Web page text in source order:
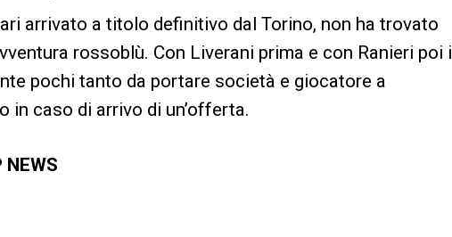
arrivato a titolo definitivo dal Torino, non ha trovato
rossoblù. Con Liverani prima e con Ranieri poi i
pochi tanto da portare società e giocatore a
in caso di arrivo di un’offerta.
NEWS